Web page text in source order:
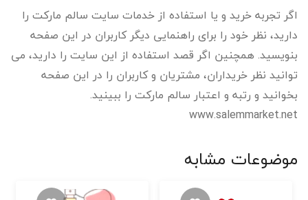
اگر تجربه خرید و یا استفاده از خدمات سایت سالم مارکت را
دارید، نظر خود را برای راهنمایی دیگر کاربران در این صفحه
بنویسید. همچنین اگر قصد استفاده از این سایت را دارید، می
توانید نظر خریداران، مشتریان و کاربران را در این صفحه
بخوانید و رتبه و اعتبار سالم مارکت را ببینید.
www.salemmarket.net
موضوعات مشابه